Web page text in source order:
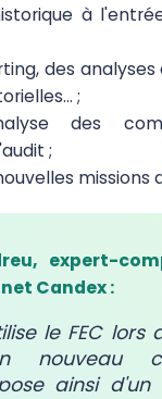
à
des
;
des
;
missions
, expert-
Candex:
le FEC lors
nouveau
ainsi d'un